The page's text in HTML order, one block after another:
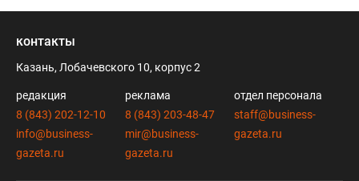
контакты
Казань, Лобачевского 10, корпус 2
редакция
8 (843) 202-12-10
info@business-
gazeta.ru
реклама
8 (843) 203-48-47
mir@business-
gazeta.ru
отдел персонала
staff@business-
gazeta.ru